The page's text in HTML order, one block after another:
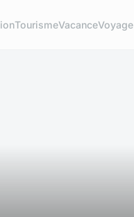
TourismeVacanceVoyage